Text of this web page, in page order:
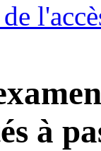
de
à